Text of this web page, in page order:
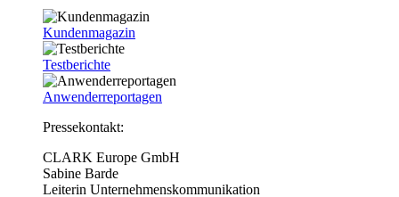
Kundenmagazin
Testberichte
Anwenderreportagen
Pressekontakt:
CLARK Europe GmbH
Sabine Barde
Leiterin Unternehmenskommunikation